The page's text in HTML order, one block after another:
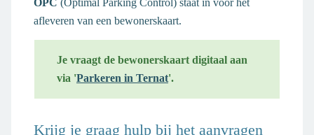
OPC (Optimal Parking Control) staat in voor het
afleveren van een bewonerskaart.
Je vraagt de bewonerskaart digitaal aan
via 'Parkeren in Ternat'.
Krijg je graag hulp bij het aanvragen